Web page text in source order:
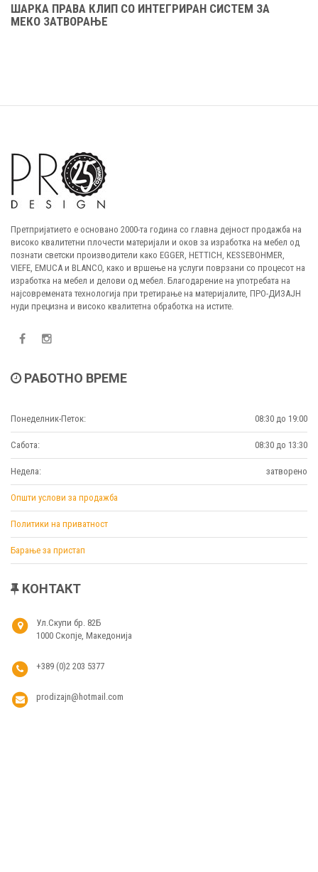
ШАРКА ПРАВА КЛИП СО ИНТЕГРИРАН СИСТЕМ ЗА
МЕКО ЗАТВOРАЊЕ
Претпријатието е основано 2000-та година со главна дејност продажба на
високо квалитетни плочести материјали и оков за изработка на мебел од
познати светски производители како EGGER, HETTICH, KESSEBOHMER,
VIEFE, EMUCA и BLANCO, како и вршење на услуги поврзани со процесот на
изработка на мебел и делови од мебел. Благодарение на употребата на
најсовремената технологија при третирање на материјалите, ПРО-ДИЗАЈН
нуди прецизна и високо квалитетна обработка на истите.
РАБОТНО ВРЕМЕ
Понеделник-Петок: 08:30 до 19:00
Сабота: 08:30 до 13:30
Недела: затворено
Општи услови за продажба
Политики на приватност
Барање за пристап
КОНТАКТ
Ул.Скупи бр. 82Б
1000 Скопје, Македонија
+389 (0)2 203 5377
prodizajn@hotmail.com